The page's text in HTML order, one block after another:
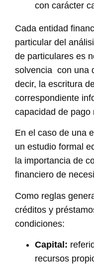
con carácter
Cada entidad
particular del
de particulares es
solvencia con una
decir, la escritura
correspondiente
capacidad de pago
En el caso de una
un estudio formal
la importancia de
financiero de
Como reglas
créditos y
condiciones:
Capital:
recursos